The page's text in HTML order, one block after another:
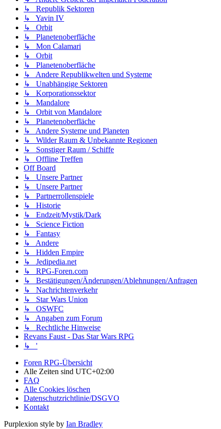
↳ Republik Sektoren
↳ Yavin IV
↳ Orbit
↳ Planetenoberfläche
↳ Mon Calamari
↳ Orbit
↳ Planetenoberfläche
↳ Andere Republikwelten und Systeme
↳ Unabhängige Sektoren
↳ Korporationssektor
↳ Mandalore
↳ Orbit von Mandalore
↳ Planetenoberfläche
↳ Andere Systeme und Planeten
↳ Wilder Raum & Unbekannte Regionen
↳ Sonstiger Raum / Schiffe
↳ Offline Treffen
Off Board
↳ Unsere Partner
↳ Unsere Partner
↳ Partnerrollenspiele
↳ Historie
↳ Endzeit/Mystik/Dark
↳ Science Fiction
↳ Fantasy
↳ Andere
↳ Hidden Empire
↳ Jedipedia.net
↳ RPG-Foren.com
↳ Bestätigungen/Änderungen/Ablehnungen/Anfragen
↳ Nachrichtenverkehr
↳ Star Wars Union
↳ OSWFC
↳ Angaben zum Forum
↳ Rechtliche Hinweise
Revans Faust - Das Star Wars RPG
↳ '
Foren RPG-Übersicht
Alle Zeiten sind UTC+02:00
FAQ
Alle Cookies löschen
Datenschutzrichtlinie/DSGVO
Kontakt
Purplexion style by Ian Bradley